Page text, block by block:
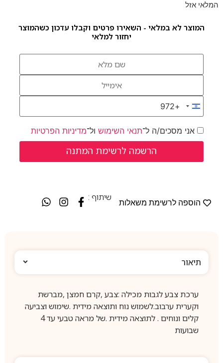
המלאי אזל
המוצר לא במלאי - השאירו פרטים וקבלו עדכון כשהמוצר
יחזור למלאי
Israel +972
+972
אני מסכים/ה ל־תנאי השימושול־מדיניות הפרטיות
הוספה לרשימת משאלות
שיתוף :
תיאור
ערכת צבע לגבות מכילה :צבע ,קרם חמצן ,מברשת
וקערית ערבוב.לשמוש נוח ותוצאה מידית .שימוש וצביעה
קלים ונוחים . לתוצאה מידית .של מראה טבעי עד 4
שבועות